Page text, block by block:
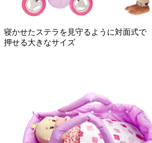
寝かせたステラを見守るように対面式で
押せる大きなサイズ